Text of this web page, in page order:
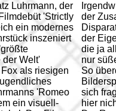
Luhrmann, der
'Strictly
ein modernes
inszeniert
der Welt'
als riesigen
'Romeo
ein visuell-
der
der
die ja
nur
So
sich
hier